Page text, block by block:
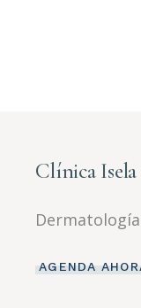
Clínica
AGENDA